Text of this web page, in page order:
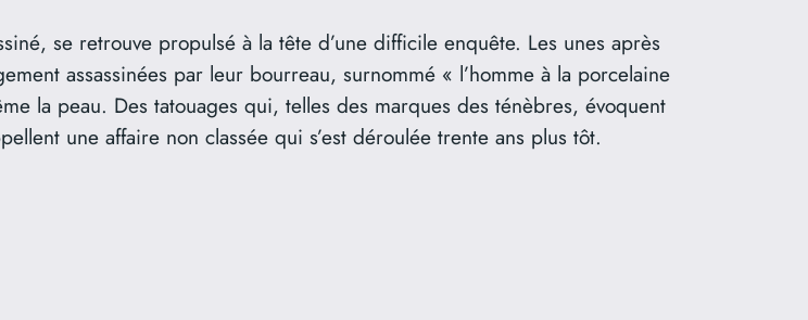
se retrouve propulsé à la tête d’une difficile enquête. Les unes après
assassinées par leur bourreau, surnommé « l’homme à la porcelaine
la peau. Des tatouages qui, telles des marques des ténèbres, évoquent
une affaire non classée qui s’est déroulée trente ans plus tôt.